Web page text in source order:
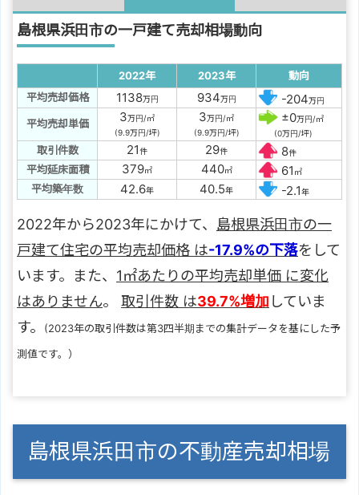
島根県浜田市の一戸建て売却相場動向
2022年 2023年
動向
平均売却価格
1138万円 934万円 -204万円
平均売却単価 3万円/㎡
(9.9万円/坪)
3万円/㎡
(9.9万円/坪)
±0万円/㎡
(0万円/坪)
取引件数 21件 29件 8件
平均延床面積 379㎡ 440㎡ 61 ㎡
平均築年数 42.6年 40.5年 -2.1年
2022年から2023年にかけて、 島根県浜田市の一
戸建て住宅の平均売却価格 は-17.9%の下落をして
います。また、 1㎡あたりの平均売却単価 に変化
はありません。 取引件数 は39.7%増加 していま
す。
(2023年の取引件数は第3四半期までの集計データを基にした予
測値です。）
島根県浜田市の不動産売却相場